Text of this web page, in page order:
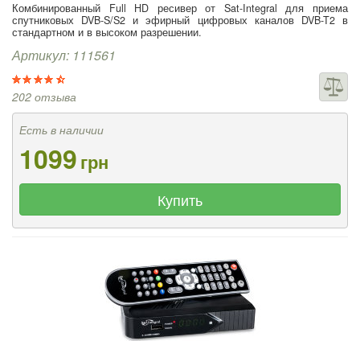
Комбинированный Full HD ресивер от Sat-Integral для приема
спутниковых DVB-S/S2 и эфирный цифровых каналов DVB-T2 в
стандартном и в высоком разрешении.
Артикул: 111561
202 отзыва
Есть в наличии
1099грн
Купить